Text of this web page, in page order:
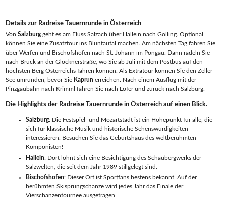
Details zur Radreise Tauernrunde in Österreich
VonSalzburggeht es am Fluss Salzach über Hallein nach Golling. Optional
können Sie eine Zusatztour ins Bluntautal machen. Am nächsten Tag fahren Sie
über Werfen und Bischofshofen nach St. Johann im Pongau. Dann radeln Sie
nach Bruck an der Glocknerstraße, wo Sie ab Juli mit dem Postbus auf den
höchsten Berg Österreichs fahren können. Als Extratour können Sie den Zeller
See umrunden, bevor Sie Kaprun erreichen. Nach einem Ausflug mit der
Pinzgaubahn nach Krimml fahren Sie nach Lofer und zurück nach Salzburg.
Die Highlights der Radreise Tauernrunde in Österreich auf einen Blick.
Salzburg: Die Festspiel- und Mozartstadt ist ein Höhepunkt für alle, die
sich für klassische Musik und historische Sehenswürdigkeiten
interessieren. Besuchen Sie das Geburtshaus des weltberühmten
Komponisten!
Hallein: Dort lohnt sich eine Besichtigung des Schaubergwerks der
Salzwelten, die seit dem Jahr 1989 stillgelegt sind.
Bischofshofen: Dieser Ort ist Sportfans bestens bekannt. Auf der
berühmten Skisprungschanze wird jedes Jahr das Finale der
Vierschanzentournee ausgetragen.